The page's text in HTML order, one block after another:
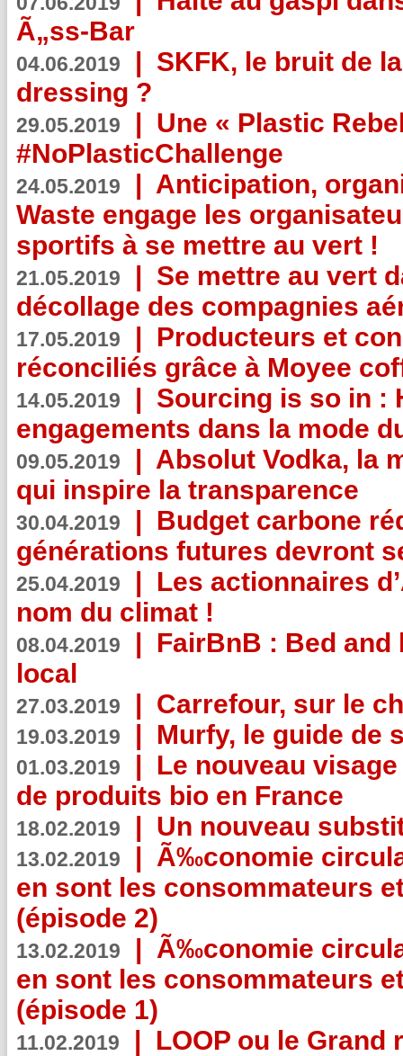
Ã„ss-Bar
04.06.2019 | SKFK, le bruit de
dressing ?
29.05.2019 | Une « Plastic
#NoPlasticChallenge
24.05.2019 | Anticipation,
Waste engage les
sportifs à se mettre au vert !
21.05.2019 | Se mettre au vert
décollage des compagnies
17.05.2019 | Producteurs et
réconciliés grâce à Moyee
14.05.2019 | Sourcing is so in :
engagements dans la mode
09.05.2019 | Absolut Vodka, la
qui inspire la transparence
30.04.2019 | Budget carbone
générations futures devront
25.04.2019 | Les actionnaires
nom du climat !
08.04.2019 | FairBnB : Bed
local
27.03.2019 | Carrefour, sur le
19.03.2019 | Murfy, le guide de
01.03.2019 | Le nouveau
de produits bio en France
18.02.2019 | Un nouveau
13.02.2019 | Ã‰conomie
en sont les consommateurs
(épisode 2)
13.02.2019 | Ã‰conomie
en sont les consommateurs
(épisode 1)
11.02.2019 | LOOP ou le Grand